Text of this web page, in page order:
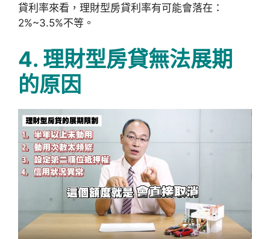
貸利率來看，理財型房貸利率有可能會落在：
2%~3.5%不等。
4. 理財型房貸無法展期
的原因